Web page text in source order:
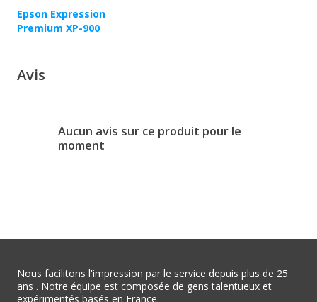
Epson Expression
Premium XP-900
Avis
Aucun avis sur ce produit pour le
moment
Nous facilitons l'impression par le service depuis plus de 25
ans . Notre équipe est composée de gens talentueux et
expérimentés basés en France.